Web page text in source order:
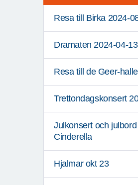
Resa till Birka 2024-
Dramaten 2024-04-13
Resa till de Geer-
Trettondagskonsert
Julkonsert och
Cinderella
Hjalmar okt 23